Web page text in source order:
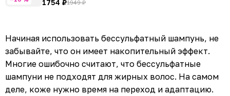
1754 ₽1949 ₽
Начиная использовать бессульфатный шампунь, не
забывайте, что он имеет накопительный эффект.
Многие ошибочно считают, что бессульфатные
шампуни не подходят для жирных волос. На самом
деле, коже нужно время на переход и адаптацию.